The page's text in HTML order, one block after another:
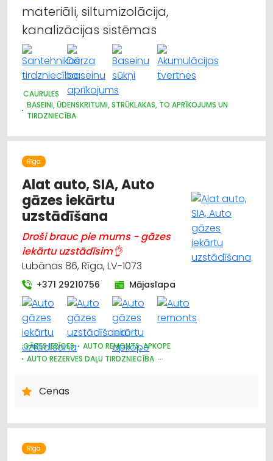
materiāli, siltumizolācija,
kanalizācijas sistēmas
CAURULES
BASEINI, ŪDENSKRITUMI, STRŪKLAKAS, TO APRĪKOJUMS UN
TIRDZNIECĪBA
SANTEHNIKAS TIRDZNIECĪBA
SANTEHNIKAS VAIRUMTIRDZNIECĪBA
SILTUMTEHNIKA, APKURES IEKĀRTAS
SŪKŅI, PUMPJI, VĀRSTI, VENTIĻI
ŪDENSAPGĀDE UN KANALIZĀCIJA
Rīga
Alat auto, SIA, Auto
gāzes iekārtu
uzstādīšana
Droši brauc pie mums - gāzes
iekārtu uzstādīsim👌
Lubānas 86, Rīga, LV-1073
+371 29210756 Mājaslapa
GĀZES IERĪCES
AUTO REMONTS, APKOPE
AUTO REZERVES DAĻU TIRDZNIECĪBA
DZINĒJI, MOTORI, TO REMONTS
AUTO PAPILDIERĪCES UN AKSESUĀRI; NAVIGĀCIJAS SISTĒMAS
Cenas
Rīga